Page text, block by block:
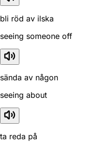
bli röd av ilska
seeing someone off
sända av någon
seeing about
ta reda på